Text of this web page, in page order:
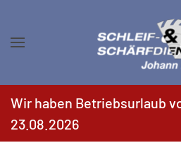
Zum Hauptinhalt springen
Wir haben Betriebsurlaub
23.08.2026